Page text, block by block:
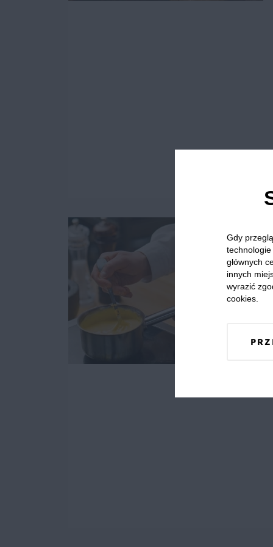
Gdy
głównych
innych
wyrazić
cookies.